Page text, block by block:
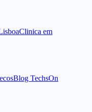
Clinica em
Blog TechsOn